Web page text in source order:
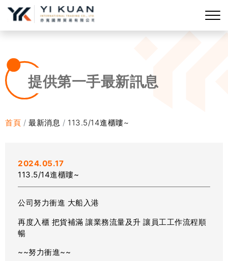
提供第一手最新訊息
首頁 最新消息 113.5/14進櫃瞜~
2024.05.17
113.5/14進櫃瞜~
公司努力衝進 大船入港
再度入櫃 把貨補滿 讓業務流量及升 讓員工工作流程順
暢
~~努力衝進~~